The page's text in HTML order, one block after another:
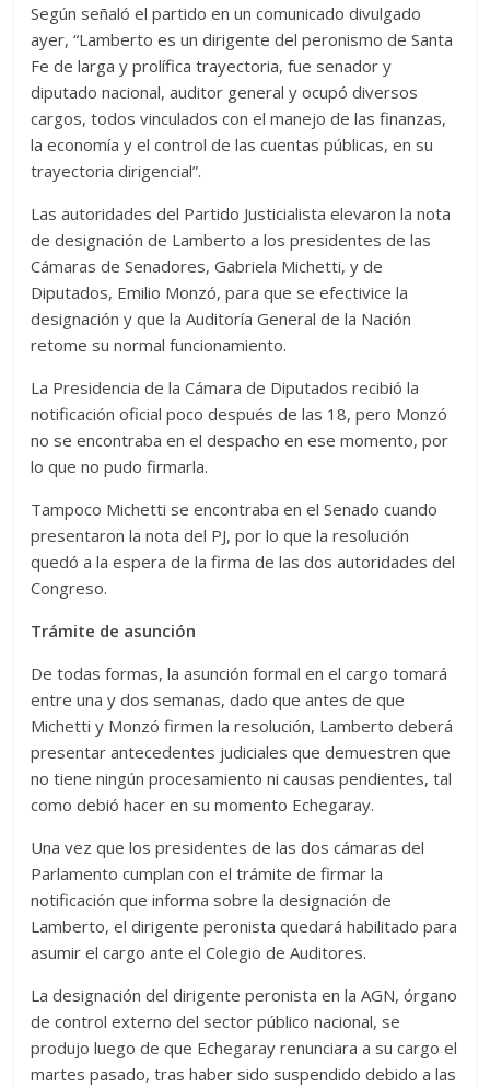
Según señaló el partido en un comunicado divulgado
ayer, “Lamberto es un dirigente del peronismo de Santa
Fe de larga y prolífica trayectoria, fue senador y
diputado nacional, auditor general y ocupó diversos
cargos, todos vinculados con el manejo de las finanzas,
la economía y el control de las cuentas públicas, en su
trayectoria dirigencial”.
Las autoridades del Partido Justicialista elevaron la nota
de designación de Lamberto a los presidentes de las
Cámaras de Senadores, Gabriela Michetti, y de
Diputados, Emilio Monzó, para que se efectivice la
designación y que la Auditoría General de la Nación
retome su normal funcionamiento.
La Presidencia de la Cámara de Diputados recibió la
notificación oficial poco después de las 18, pero Monzó
no se encontraba en el despacho en ese momento, por
lo que no pudo firmarla.
Tampoco Michetti se encontraba en el Senado cuando
presentaron la nota del PJ, por lo que la resolución
quedó a la espera de la firma de las dos autoridades del
Congreso.
Trámite de asunción
De todas formas, la asunción formal en el cargo tomará
entre una y dos semanas, dado que antes de que
Michetti y Monzó firmen la resolución, Lamberto deberá
presentar antecedentes judiciales que demuestren que
no tiene ningún procesamiento ni causas pendientes, tal
como debió hacer en su momento Echegaray.
Una vez que los presidentes de las dos cámaras del
Parlamento cumplan con el trámite de firmar la
notificación que informa sobre la designación de
Lamberto, el dirigente peronista quedará habilitado para
asumir el cargo ante el Colegio de Auditores.
La designación del dirigente peronista en la AGN, órgano
de control externo del sector público nacional, se
produjo luego de que Echegaray renunciara a su cargo el
martes pasado, tras haber sido suspendido debido a las